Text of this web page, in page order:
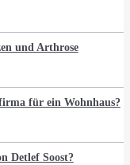
und Arthrose
für ein Wohnhaus?
Detlef Soost?